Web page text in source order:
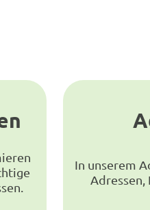
In unserem